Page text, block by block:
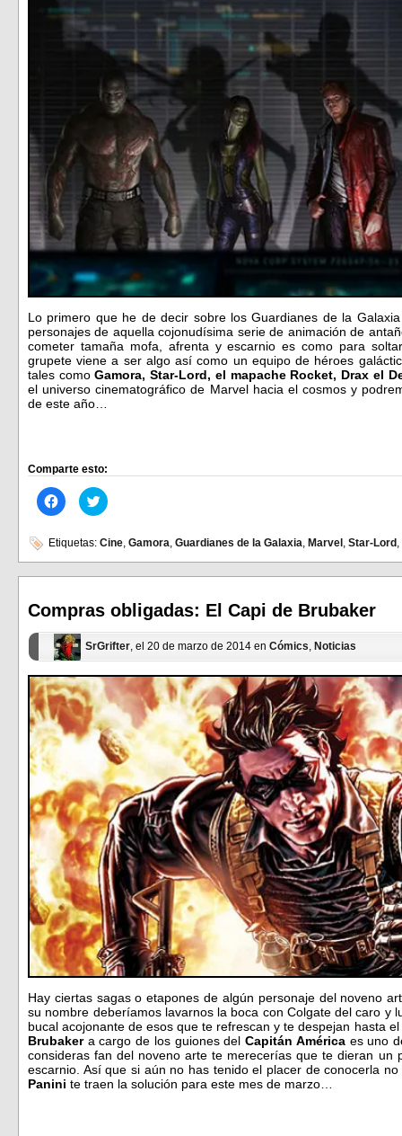
Lo primero que he de decir sobre los Guardianes de la
personajes de aquella cojonudísima serie de animación de
cometer tamaña mofa, afrenta y escarnio es como para
grupete viene a ser algo así como un equipo de héroes
tales comoGamora, Star-Lord, el mapache Rocket, Drax el
el universo cinematográfico de Marvel hacia el cosmos y
de este año…
Comparte esto:
Haz
clic
en
Facebook
(Se
abre
ventana
nueva)
Haz
clic
en
Twitter
(Se
abre
ventana
nueva)
Etiquetas: Cine, Gamora, Guardianes de la Galaxia, Marvel , Star-Lord ,
Compras obligadas: El Capi de Brubaker
SrGrifter , el 20 de marzo de 2014 en Cómics Noticias
Hay ciertas sagas o etapones de algún personaje del noveno
su nombre deberíamos lavarnos la boca con Colgate del caro y
bucal acojonante de esos que te refrescan y te despejan hasta
Brubakera cargo de los guiones delCapitán América es uno
consideras fan del noveno arte te merecerías que te dieran un
escarnio. Así que si aún no has tenido el placer de conocerla
Panini te traen la solución para este mes de marzo…